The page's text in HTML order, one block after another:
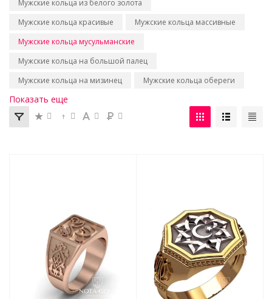
Мужские кольца из белого золота
Мужские кольца красивые
Мужские кольца массивные
Мужские кольца мусульманские
Мужские кольца на большой палец
Мужские кольца на мизинец
Мужские кольца обереги
Показать еще